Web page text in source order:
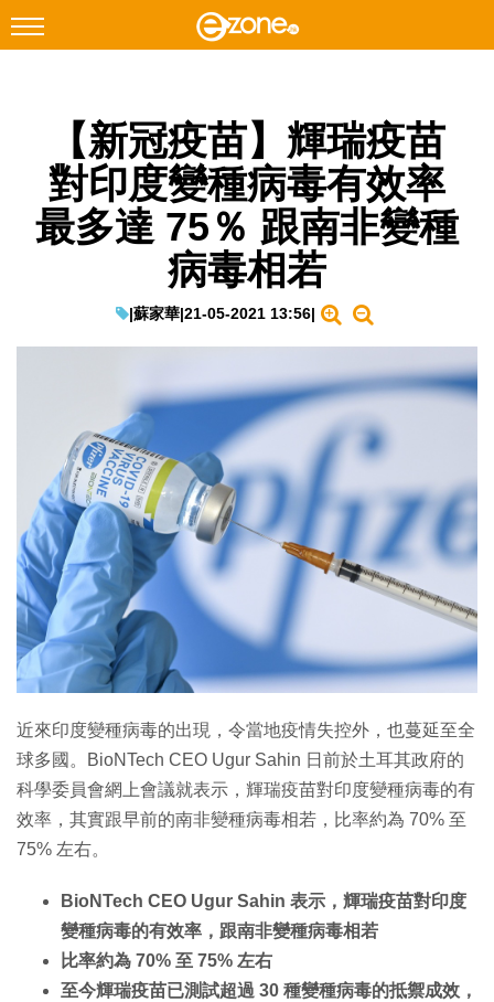
Facebook Instagram
科技焦點
網絡生活
EduTech
生成式AI與雲端應用
Enterprise Digital Transformation
特集
【新冠疫苗】輝瑞疫苗
對印度變種病毒有效率
最多達 75％ 跟南非變種
病毒相若
|蘇家華|21-05-2021 13:56|
近來印度變種病毒的出現，令當地疫情失控外，也蔓延至全
球多國。BioNTech CEO Ugur Sahin 日前於土耳其政府的
科學委員會網上會議就表示，輝瑞疫苗對印度變種病毒的有
效率，其實跟早前的南非變種病毒相若，比率約為 70% 至
75% 左右。
BioNTech CEO Ugur Sahin 表示，輝瑞疫苗對印度
變種病毒的有效率，跟南非變種病毒相若
比率約為 70% 至 75% 左右
至今輝瑞疫苗已測試超過 30 種變種病毒的抵禦成效，